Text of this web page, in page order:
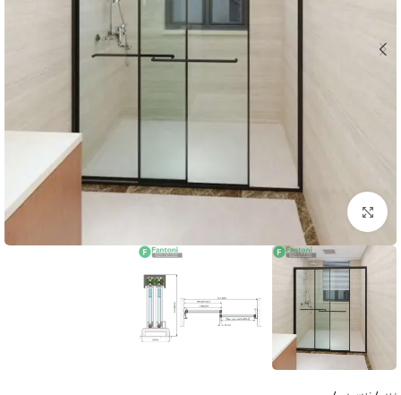
بزرگنمایی تصویر